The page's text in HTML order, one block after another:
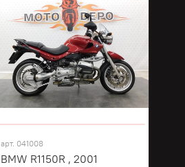
арт. 041008
BMW R1150R , 2001